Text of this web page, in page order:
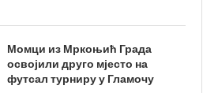
Момци из Мркоњић Града
освојили друго мјесто на
футсал турниру у Гламочу